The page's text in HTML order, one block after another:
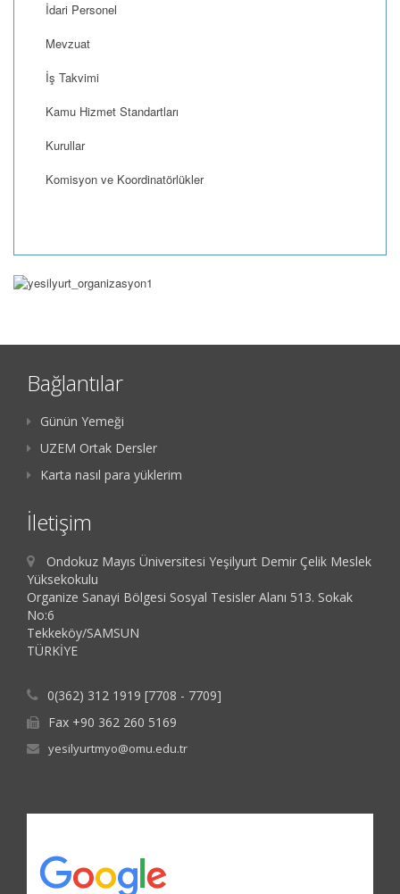
İdari Personel
Mevzuat
İş Takvimi
Kamu Hizmet Standartları
Kurullar
Komisyon ve Koordinatörlükler
Bağlantılar
Günün Yemeği
UZEM Ortak Dersler
Karta nasıl para yüklerim
İletişim
Ondokuz Mayıs Üniversitesi Yeşilyurt Demir Çelik Meslek
Yüksekokulu
Organize Sanayi Bölgesi Sosyal Tesisler Alanı 513. Sokak
No:6
Tekkeköy/SAMSUN
TÜRKİYE
0(362) 312 1919 [7708 - 7709]
Fax +90 362 260 5169
yesilyurtmyo@omu.edu.tr